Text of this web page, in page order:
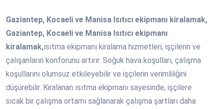
Gaziantep, Kocaeli ve Manisa Isıtıcı ekipmanı kiralamak,
Gaziantep, Kocaeli ve Manisa Isıtıcı ekipmanı
kiralamak,ısıtma ekipmanı kiralama hizmetleri, işçilerin ve
çalışanların konforunu artırır. Soğuk hava koşulları, çalışma
koşullarını olumsuz etkileyebilir ve işçilerin verimliliğini
düşürebilir. Kiralanan ısıtma ekipmanı sayesinde, işçilere
sıcak bir çalışma ortamı sağlanarak çalışma şartları daha